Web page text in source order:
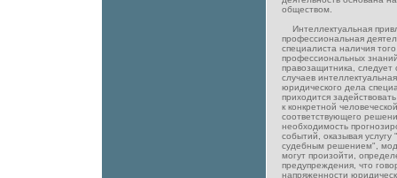
обществом.
Интеллектуальная
профессиональная
специалиста наличия
профессиональных
правозащитника, следует
случаев
юридического дела
приходится
к конкретной
соответствующего
необходимость
событий, оказывая
судебным решением",
могут произойти,
предупреждения, что
напряженности